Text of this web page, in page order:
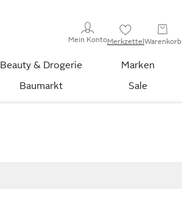
Mein KontoMerkzettelWarenkorb
Beauty & Drogerie
Marken
Baumarkt Sale